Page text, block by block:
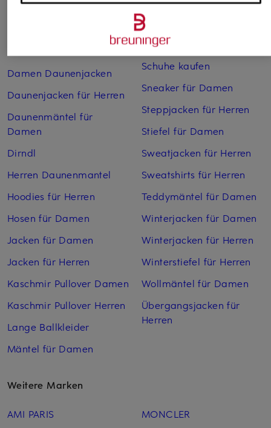
Chelsea Boots für Damen
Damen Daunenjacken
Daunenjacken für Herren
Daunenmäntel für
Damen
Dirndl
Herren Daunenmantel
Hoodies für Herren
Hosen für Damen
Jacken für Damen
Jacken für Herren
Kaschmir Pullover Damen
Kaschmir Pullover Herren
Lange Ballkleider
Mäntel für Damen
Rollkragenpullover für
Herren
Sandalen für Damen
Schuhe kaufen
Sneaker für Damen
Steppjacken für Herren
Stiefel für Damen
Sweatjacken für Herren
Sweatshirts für Herren
Teddymäntel für Damen
Winterjacken für Damen
Winterjacken für Herren
Winterstiefel für Herren
Wollmäntel für Damen
Übergangsjacken für
Herren
Weitere Marken
AMI PARIS
MONCLER